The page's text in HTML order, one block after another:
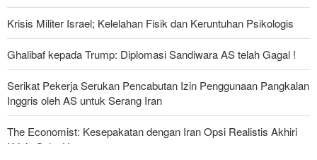
Krisis Militer Israel; Kelelahan Fisik dan Keruntuhan Psikologis
Ghalibaf kepada Trump: Diplomasi Sandiwara AS telah Gagal !
Serikat Pekerja Serukan Pencabutan Izin Penggunaan Pangkalan
Inggris oleh AS untuk Serang Iran
The Economist: Kesepakatan dengan Iran Opsi Realistis Akhiri
Krisis Selat Hormuz